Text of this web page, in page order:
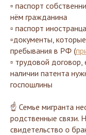
▫️ паспорт
нём гражданина
▫️ паспорт иностранца
▫️документы,
пребывания в РФ (
▫️ трудовой
наличии патента
госпошлины
☝️ Семье мигранта
родственные связи.
свидетельство о